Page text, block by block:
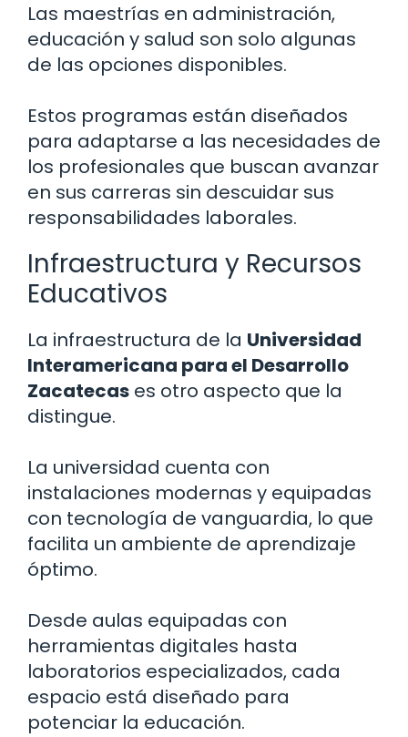
Las maestrías en administración,
educación y salud son solo algunas
de las opciones disponibles.
Estos programas están diseñados
para adaptarse a las necesidades de
los profesionales que buscan avanzar
en sus carreras sin descuidar sus
responsabilidades laborales.
Infraestructura y Recursos
Educativos
La infraestructura de la Universidad
Interamericana para el Desarrollo
Zacatecas es otro aspecto que la
distingue.
La universidad cuenta con
instalaciones modernas y equipadas
con tecnología de vanguardia, lo que
facilita un ambiente de aprendizaje
óptimo.
Desde aulas equipadas con
herramientas digitales hasta
laboratorios especializados, cada
espacio está diseñado para
potenciar la educación.